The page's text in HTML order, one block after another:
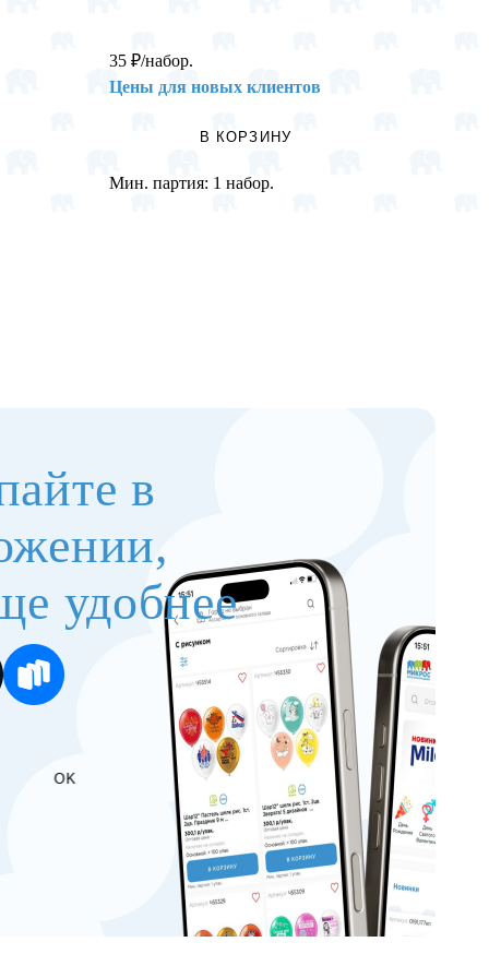
35₽/набор.
Цены для новых клиентов
В КОРЗИНУ
Мин. партия: 1 набор.
OK
в
удобнее